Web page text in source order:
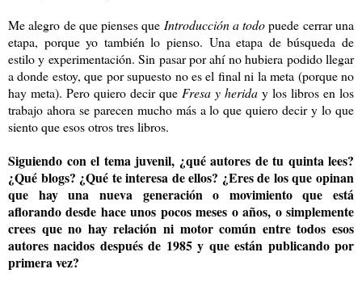
Me alegro de que pienses que Introducción a todopuede cerrar una
etapa, porque yo también lo pienso. Una etapa de búsqueda de
estilo y experimentación. Sin pasar por ahí no hubiera podido llegar
a donde estoy, que por supuesto no es el final ni la meta (porque no
hay meta). Pero quiero decir que Fresa y herida y los libros en los
trabajo ahora se parecen mucho más a lo que quiero decir y lo que
siento que esos otros tres libros.
Siguiendo con el tema juvenil, ¿qué autores de tu quinta lees?
¿Qué blogs? ¿Qué te interesa de ellos? ¿Eres de los que opinan
que hay una nueva generación o movimiento que está
aflorando desde hace unos pocos meses o años, o simplemente
crees que no hay relación ni motor común entre todos esos
autores nacidos después de 1985 y que están publicando por
primera vez?